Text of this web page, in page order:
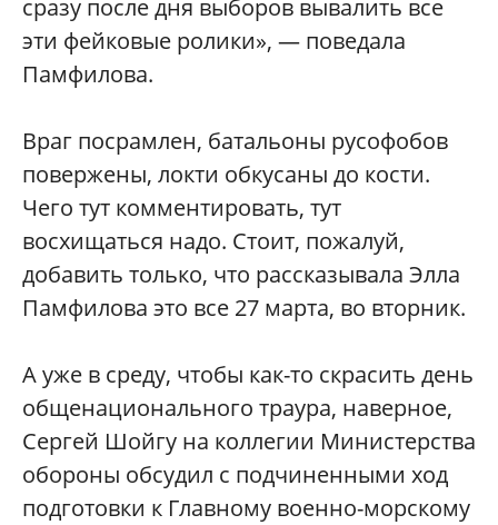
сразу после дня выборов вывалить все
эти фейковые ролики», — поведала
Памфилова.
Враг посрамлен, батальоны русофобов
повержены, локти обкусаны до кости.
Чего тут комментировать, тут
восхищаться надо. Стоит, пожалуй,
добавить только, что рассказывала Элла
Памфилова это все 27 марта, во вторник.
А уже в среду, чтобы как-то скрасить день
общенационального траура, наверное,
Сергей Шойгу на коллегии Министерства
обороны обсудил с подчиненными ход
подготовки к Главному военно-морскому